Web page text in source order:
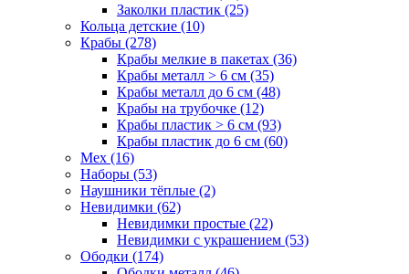
Заколки пластик (25)
Кольца детские (10)
Крабы (278)
Крабы мелкие в пакетах (36)
Крабы металл > 6 см (35)
Крабы металл до 6 см (48)
Крабы на трубочке (12)
Крабы пластик > 6 см (93)
Крабы пластик до 6 см (60)
Мех (16)
Наборы (53)
Наушники тёплые (2)
Невидимки (62)
Невидимки простые (22)
Невидимки с украшением (53)
Ободки (174)